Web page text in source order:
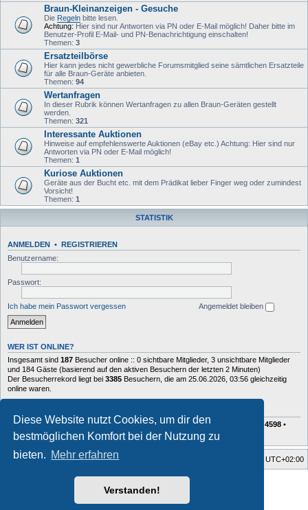
Diese Website nutzt Cookies, um dir den
bestmöglichen Komfort bei der Nutzung zu
bieten. Mehr erfahren
Verstanden!
Braun-Kleinanzeigen - Gesuche
Die Regeln bitte lesen.
Achtung: Hier sind nur Antworten via PN oder E-Mail möglich! Daher bitte im
Benutzer-Profil E-Mail- und PN-Benachrichtigung einschalten!
Themen: 3
Ersatzteilbörse
Hier kann jedes nicht gewerbliche Forumsmitglied seine sämtlichen Ersatzteile
für alle Braun-Geräte anbieten.
Themen: 94
Wertanfragen
In dieser Rubrik können Wertanfragen zu allen Braun-Geräten gestellt
werden.
Themen: 321
Interessante Auktionen
Hinweise auf empfehlenswerte Auktionen (eBay etc.) Achtung: Hier sind nur
Antworten via PN oder E-Mail möglich!
Themen: 1
Kuriose Auktionen
Geräte aus der Bucht etc. mit dem Prädikat lieber Finger weg oder zumindest
Vorsicht!
Themen: 1
STATISTIK
ANMELDEN • REGISTRIEREN
Benutzername:
Passwort:
Ich habe mein Passwort vergessen Angemeldet bleiben
WER IST ONLINE?
Insgesamt sind 187 Besucher online :: 0 sichtbare Mitglieder, 3 unsichtbare Mitglieder
und 184 Gäste (basierend auf den aktiven Besuchern der letzten 2 Minuten)
Der Besucherrekord liegt bei 3385 Besuchern, die am 25.06.2026, 03:56 gleichzeitig
online waren.
Beiträge insgesamt72628• Themen insgesamt10408• Mitglieder insgesamt 4598 •
Unser neuestes Mitglied:Charlie
Foren-Übersicht UTC+02:00
forum tricolor tv
Powered byphpBB® Forum Software © phpBB Limited
phpBB.de